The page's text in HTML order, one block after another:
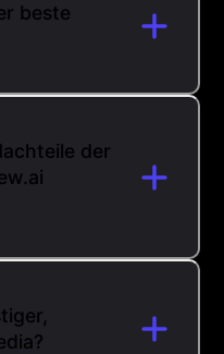
beste
der